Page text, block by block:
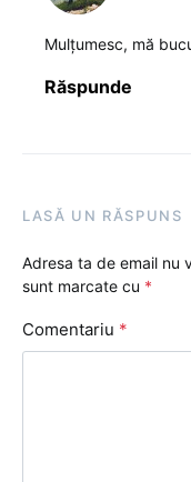
Mulţumesc, mă
Răspunde
LASĂ UN RĂSPUNS
Adresa ta de email nu
sunt marcate cu *
Comentariu *